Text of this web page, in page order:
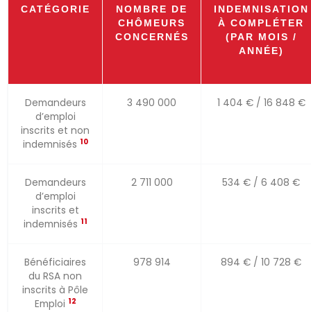
CATÉGORIE
NOMBRE DE
CHÔMEURS
CONCERNÉS
INDEMNISATION
À COMPLÉTER
(PAR MOIS /
ANNÉE)
Demandeurs
d’emploi
inscrits et non
indemnisés 10
3 490 000 1 404 € / 16 848 €
Demandeurs
d’emploi
inscrits et
indemnisés 11
2 711 000 534 € / 6 408 €
Bénéficiaires
du RSA non
inscrits à Pôle
Emploi 12
978 914 894 € / 10 728 €